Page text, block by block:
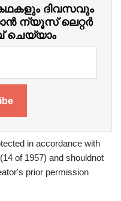
ദിവസവും
ന്യൂസ് ലെറ്റർ
in accordance with
of 1957) and shouldnot
prior permission